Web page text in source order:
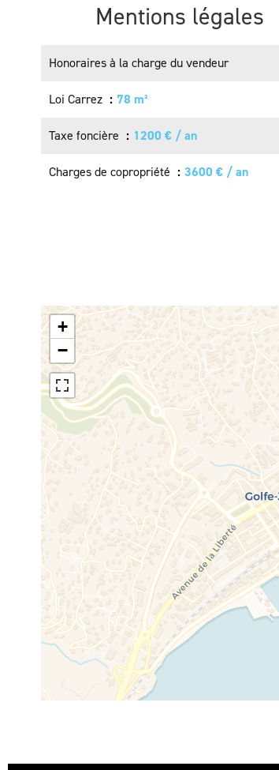
Mentions légales
Honoraires à la charge du vendeur
Loi Carrez 78 m²
Taxe foncière 1200 € / an
Charges de copropriété 3600 € / an
+
−